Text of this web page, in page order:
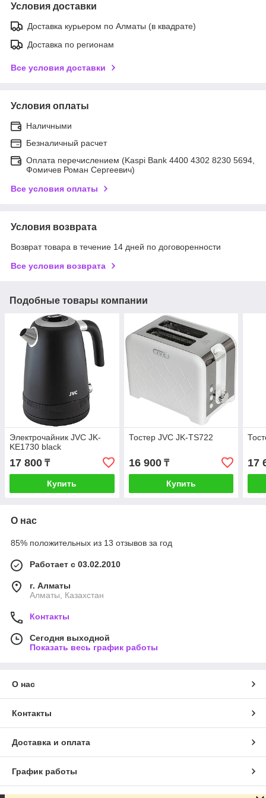
Условия доставки
Доставка курьером по Алматы (в квадрате)
Доставка по регионам
Все условия доставки
Условия оплаты
Наличными
Безналичный расчет
Оплата перечислением (Kaspi Bank 4400 4302 8230 5694,
Фомичев Роман Сергеевич)
Все условия оплаты
Условия возврата
Возврат товара в течение 14 дней по договоренности
Все условия возврата
Подобные товары компании
Электрочайник JVC JK-
KE1730 black
17 800 ₸
Купить
Тостер JVC JK-TS722
16 900₸
Купить
17
О нас
85% положительных из 13 отзывов за год
Работает с 03.02.2010
г. Алматы
Алматы, Казахстан
Контакты
Сегодня выходной
Показать весь график работы
О нас
Контакты
Доставка и оплата
График работы